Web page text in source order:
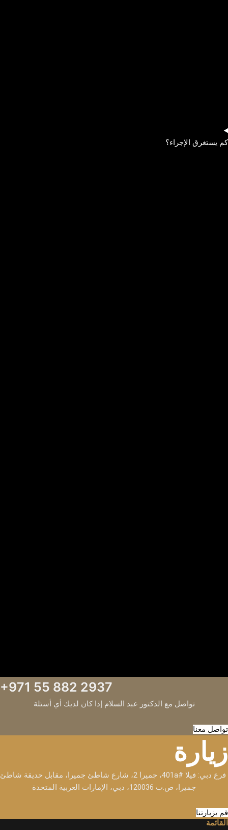
كم يستغرق الإجراء؟
+971 55 882 2937
تواصل مع الدكتور عبد السلام إذا كان لديك أي أسئلة
تواصل معنا
زيارة
فرع دبي: فيلا #401a، جميرا 2، شارع شاطئ جميرا، مقابل حديقة شاطئ
جميرا، ص.ب 120036، دبي، الإمارات العربية المتحدة
قم بزيارتنا
القائمة